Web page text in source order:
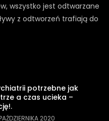
wszystko jest odtwarzane
z odtworzeń trafiają do
potrzebne jak
a czas ucieka –
2020